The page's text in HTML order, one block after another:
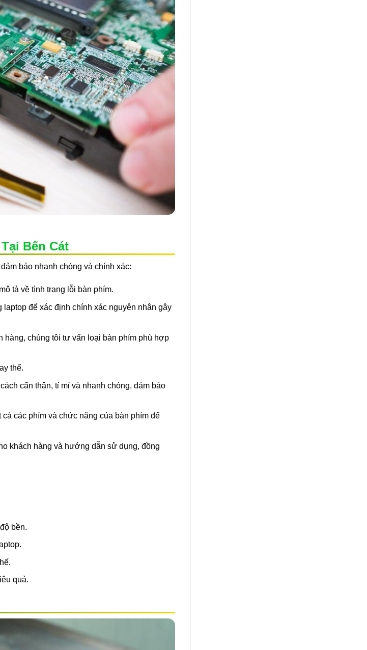
Bến Cát
bảo nhanh chóng và chính xác:
tả về tình trạng lỗi bàn phím.
laptop để xác định chính xác nguyên nhân gây
hàng, chúng tôi tư vấn loại bàn phím phù hợp
thế.
cẩn thận, tỉ mỉ và nhanh chóng, đảm bảo
các phím và chức năng của bàn phím để
khách hàng và hướng dẫn sử dụng, đồng
bền.
quả.